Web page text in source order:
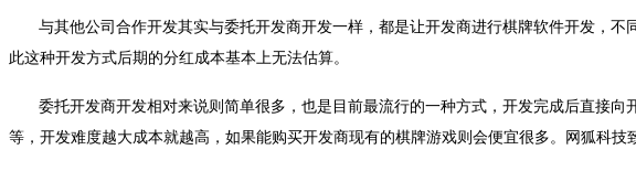
与其他公司合作开发其实与委托开发商开发一样，都是让开发商进行棋牌软件开发，
此这种开发方式后期的分红成本基本上无法估算。
委托开发商开发相对来说则简单很多，也是目前最流行的一种方式，开发完成后直接
等，开发难度越大成本就越高，如果能购买开发商现有的棋牌游戏则会便宜很多。
网狐科技